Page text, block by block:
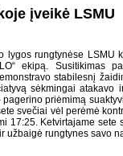
įveikė LSMU
lygos rungtynėse LSMU
ekipą. Susitikimas
stabilesnį
sėkmingai
priėmimą
svečiai vėl perėmė
17:25. Ketvirtajame
užbaigė rungtynes savo